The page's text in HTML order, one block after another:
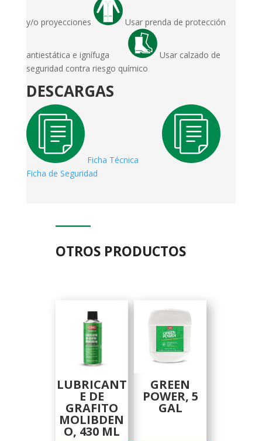
y/o proyecciones Usar prenda de protección
antiestática e ignífuga
Usar calzado de
seguridad contra riesgo químico
DESCARGAS
Ficha Técnica
Ficha de Seguridad
OTROS PRODUCTOS
LUBRICANT
E DE
GRAFITO
MOLIBDEN
O, 430 ML
GREEN
POWER, 5
GAL